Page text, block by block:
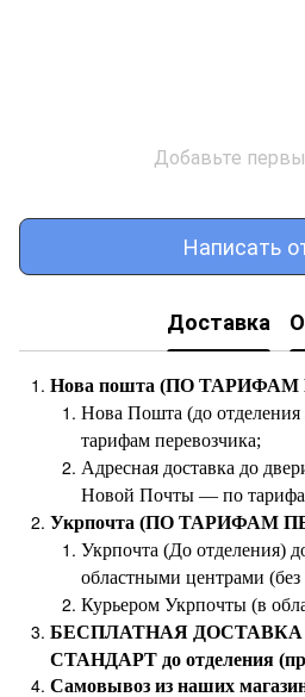
Добавьте
Написать
Доставка
Нова пошта (ПО
Нова Пошта (до
тарифам перевозчика;
Адресная доставка до
Новой Почты — по
Укрпочта (ПО ТАРИФАМ
Укрпочта (До отделения)
областными центрами (без
Курьером Укрпочты (в
БЕСПЛАТНАЯ
СТАНДАРТ до отделения
Самовывоз из наших